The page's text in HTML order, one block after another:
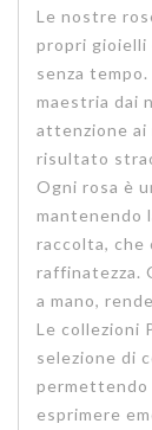
Le nostre
propri gioielli
senza
maestria dai
attenzione ai
risultato
Ogni rosa è
mantenendo
raccolta, che
raffinatezza.
a mano,
Le collezioni
selezione di
permettendo
esprimere